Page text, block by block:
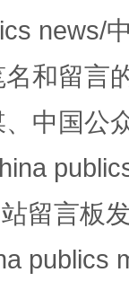
news/
和留言
中国公
留言板
publics